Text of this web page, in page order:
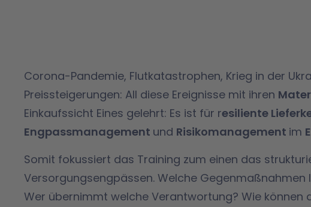
Corona-Pandemie, Flutkatastrophen, Krieg in der
Preissteigerungen: All diese Ereignisse mit ihren
Einkaufssicht Eines gelehrt: Es ist für resiliente
Engpassmanagement und Risikomanagement im
Somit fokussiert das Training zum einen das
Versorgungsengpässen. Welche
Wer übernimmt welche Verantwortung? Wie können